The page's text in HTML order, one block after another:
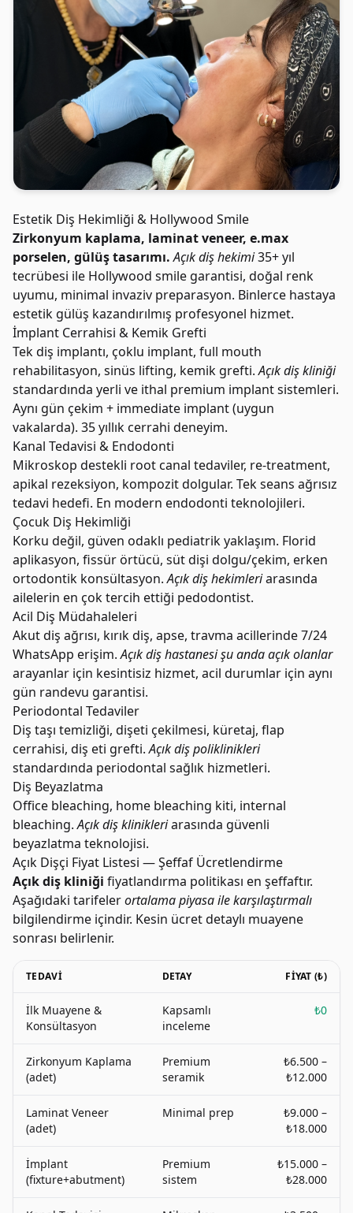
Estetik Diş Hekimliği & Hollywood Smile
Zirkonyum kaplama, laminat veneer, e.max
porselen, gülüş tasarımı. Açık diş hekimi35+ yıl
tecrübesi ile Hollywood smile garantisi, doğal renk
uyumu, minimal invaziv preparasyon. Binlerce hastaya
estetik gülüş kazandırılmış profesyonel hizmet.
İmplant Cerrahisi & Kemik Grefti
Tek diş implantı, çoklu implant, full mouth
rehabilitasyon, sinüs lifting, kemik grefti.Açık diş kliniği
standardında yerli ve ithal premium implant sistemleri.
Aynı gün çekim + immediate implant (uygun
vakalarda). 35 yıllık cerrahi deneyim.
Kanal Tedavisi & Endodonti
Mikroskop destekli root canal tedaviler, re-treatment,
apikal rezeksiyon, kompozit dolgular. Tek seans ağrısız
tedavi hedefi. En modern endodonti teknolojileri.
Çocuk Diş Hekimliği
Korku değil, güven odaklı pediatrik yaklaşım. Florid
aplikasyon, fissür örtücü, süt dişi dolgu/çekim, erken
ortodontik konsültasyon.Açık diş hekimleriarasında
ailelerin en çok tercih ettiği pedodontist.
Acil Diş Müdahaleleri
Akut diş ağrısı, kırık diş, apse, travma acillerinde 7/24
WhatsApp erişim.Açık diş hastanesi şu anda açık olanlar
arayanlar için kesintisiz hizmet, acil durumlar için aynı
gün randevu garantisi.
Periodontal Tedaviler
Diş taşı temizliği, dişeti çekilmesi, küretaj, flap
cerrahisi, diş eti grefti.Açık diş poliklinikleri
standardında periodontal sağlık hizmetleri.
Diş Beyazlatma
Office bleaching, home bleaching kiti, internal
bleaching.Açık diş klinikleriarasında güvenli
beyazlatma teknolojisi.
Açık Dişçi Fiyat Listesi — Şeffaf Ücretlendirme
Açık diş kliniği fiyatlandırma politikası en şeffaftır.
Aşağıdaki tarifelerortalama piyasa ile karşılaştırmalı
bilgilendirme içindir. Kesin ücret detaylı muayene
sonrası belirlenir.
TEDAVI DETAY FIYAT (₺)
İlk Muayene &
Konsültasyon
Kapsamlı
inceleme
₺0
Zirkonyum Kaplama
(adet)
Premium
seramik
₺6.500 –
₺12.000
Laminat Veneer
(adet)
Minimal prep
₺9.000 –
₺18.000
İmplant
(fixture+abutment)
Premium
sistem
₺15.000 –
₺28.000